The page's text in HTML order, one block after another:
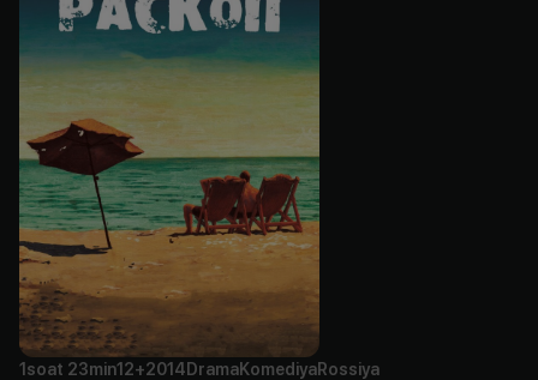
1soat 23min12+2014 DramaKomediyaRossiya